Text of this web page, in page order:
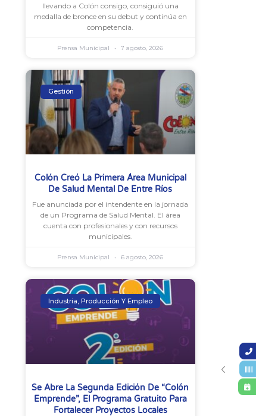
llevando a Colón consigo, consiguió una
medalla de bronce en su debut y continúa en
competencia.
Prensa Municipal 7 agosto, 2026
Gestión
Colón Creó La Primera Área Municipal
De Salud Mental De Entre Ríos
Fue anunciada por el intendente en la jornada
de un Programa de Salud Mental. El área
cuenta con profesionales y con recursos
municipales.
Prensa Municipal 6 agosto, 2026
Industria, Producción Y Empleo
Se Abre La Segunda Edición De “Colón
Emprende”, El Programa Gratuito Para
Fortalecer Proyectos Locales